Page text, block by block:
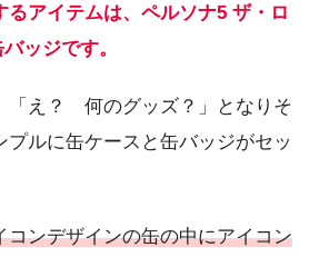
るアイテムは、ペルソナ5 ザ・ロ
ッジです。
「え？ 何のグッズ？」となりそ
プルに缶ケースと缶バッジがセッ
コンデザインの缶の中にアイコン